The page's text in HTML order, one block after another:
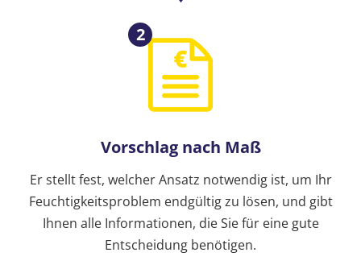
2
Vorschlag nach Maß
Er stellt fest, welcher Ansatz notwendig ist, um Ihr
Feuchtigkeitsproblem endgültig zu lösen, und gibt
Ihnen alle Informationen, die Sie für eine gute
Entscheidung benötigen.